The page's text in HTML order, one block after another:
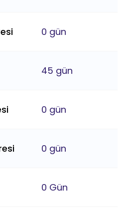
0 gün
45 gün
0 gün
0 gün
0 Gün